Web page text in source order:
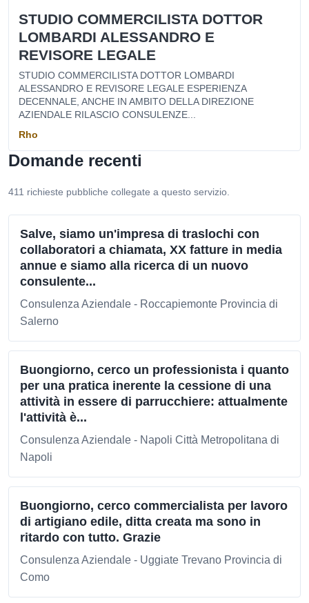
STUDIO COMMERCILISTA DOTTOR
LOMBARDI ALESSANDRO E
REVISORE LEGALE
STUDIO COMMERCILISTA DOTTOR LOMBARDI
ALESSANDRO E REVISORE LEGALE ESPERIENZA
DECENNALE, ANCHE IN AMBITO DELLA DIREZIONE
AZIENDALE RILASCIO CONSULENZE...
Rho
Domande recenti
411 richieste pubbliche collegate a questo servizio.
Salve, siamo un'impresa di traslochi con
collaboratori a chiamata, XX fatture in media
annue e siamo alla ricerca di un nuovo
consulente...
Consulenza Aziendale - Roccapiemonte Provincia di
Salerno
Buongiorno, cerco un professionista i quanto
per una pratica inerente la cessione di una
attività in essere di parrucchiere: attualmente
l'attività è...
Consulenza Aziendale - Napoli Città Metropolitana di
Napoli
Buongiorno, cerco commercialista per lavoro
di artigiano edile, ditta creata ma sono in
ritardo con tutto. Grazie
Consulenza Aziendale - Uggiate Trevano Provincia di
Como